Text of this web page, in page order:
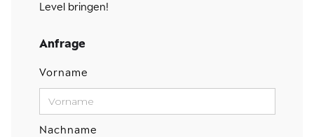
Level bringen!
Anfrage
Vorname
Nachname